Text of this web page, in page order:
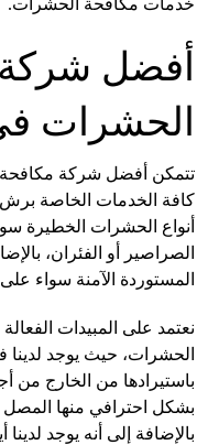
خدمات مكافحة الحشرات.
أفضل
الحشرات
تتمكن أفضل شركة مكافحة
كافة الخدمات الخاصة
أنواع الحشرات الخطيرة
الصراصير أو الفئران،
المستوردة الآمنة سواء على
نعتمد على المبيدات
الحشرات، حيث يوجد لدينا
باستيرادها من الخارج من
بشكل احترافي منها المصل
بالإضافة إلى أنه يوجد